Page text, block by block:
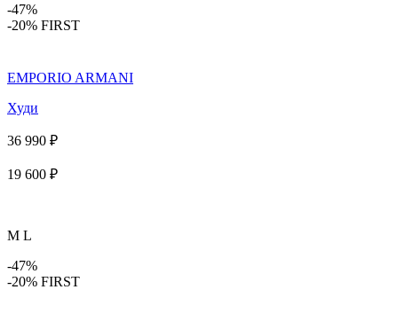
-47%
-20% FIRST
EMPORIO ARMANI
Худи
36 990 ₽
19 600 ₽
M L
-47%
-20% FIRST